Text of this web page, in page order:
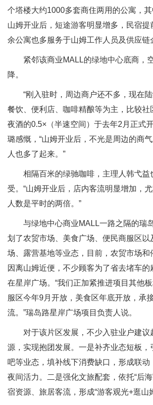
个塔楼大约1000多套商住两用的公寓，其
山姆开业后，短途游客明显增多，民宿提
余公寓也多服务于山姆工作人员及供应链
紧邻该商业MALL的绿地中心底商，
降。
“刚入驻时，周边商户还不多，现在
餐饮、便利店、咖啡精酿等为主，比较社
夜酒的0.5×（半速空间）于去年2月正式
璐感慨，“山姆开业后，不光是周边的商
人也多了起来。”
相隔百米的绿驰咖啡，主理人韩弋益
受。“山姆开业后，店内客流明显增加，
人数是平时的两倍。”
与绿地中心商业MALL一路之隔的瑞
划了农贸市场、美食广场、便民商服区以
场、露营基地等业态，目前，农贸市场和
因离山姆近便，不少顾客为了省去堵车
在星岸广场。“我们正加紧推进项目其他
服区今年9月开放，美食区年底开放，承
流。”瑞岛路星岸广场项目负责人说。
对于该片区发展，不少入驻业户建议
源，实现抱团发展。一是补齐业态短板，
吧等业态，填补线下消费缺口，形成联
夜间活力。二是强化文旅配套，依托“后
宿资源、旅居客流，形成“游客观光+逛山